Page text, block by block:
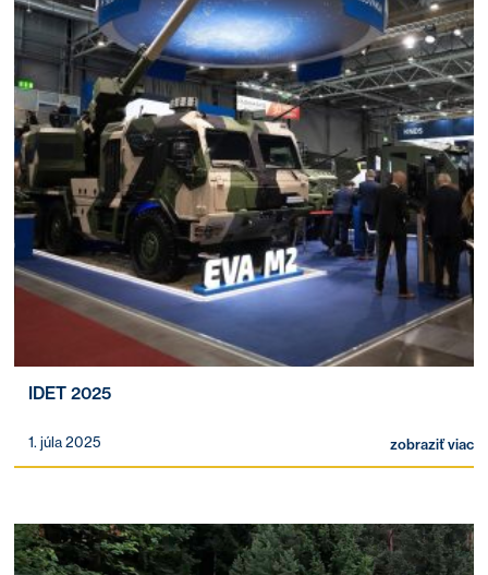
IDET 2025
1. júla 2025 zobraziť viac